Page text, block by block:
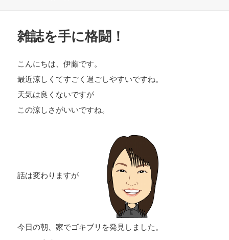
雑誌を手に格闘！
こんにちは、伊藤です。
最近涼しくてすごく過ごしやすいですね。
天気は良くないですが
この涼しさがいいですね。
話は変わりますが
今日の朝、家でゴキブリを発見しました。